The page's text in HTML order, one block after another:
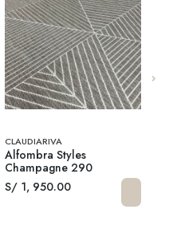
CLAUDIARIVA
Alfombra Styles
Champagne 290
S/ 1, 950.00